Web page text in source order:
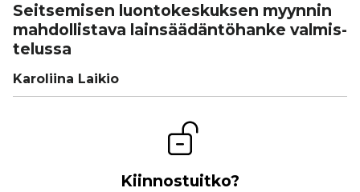
Seit­se­mi­sen luon­to­kes­kuk­sen myynnin
mah­dol­lis­tava lain­sää­dän­tö­hanke val­mis­
te­lussa
Karoliina Laikio
Kiinnostuitko?